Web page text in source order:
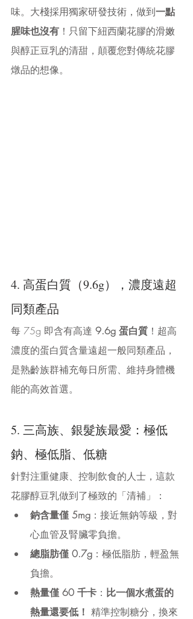
味。大棧採用獨家研發技術，做到一點
腥味也沒有 ！只留下紐西蘭花膠的滑嫩
與醇正豆乳的清甜，顛覆您對傳統花膠
燉品的想像。
4. 高蛋白質（9.6g），濃度遠超
同類產品
每 75g 即含有高達 9.6g 蛋白質 ！超高
濃度的蛋白質含量遠超一般同類產品，
是熟齡族群補充每日所需、維持身體機
能的高效首選。
5. 三高族、銀髮族最愛：極低
鈉、極低脂、低糖
針對注重健康、控制飲食的人士，這款
花膠醇豆乳做到了極致的「清補」：
鈉含量僅 5mg ：接近無鈉等級，對
心血管及腎臟零負擔。
總脂肪僅 0.7g ：極低脂肪，輕盈無
負擔。
熱量僅 60 千卡 ： 比一個水煮蛋的
熱量還要低！ 精準控制糖分，換來